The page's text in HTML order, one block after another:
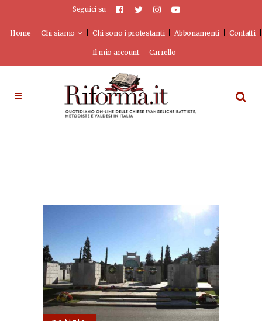
Seguici su
Home Chi siamo Chi sono i protestanti Abbonamenti Contatti
Il mio account Carrello